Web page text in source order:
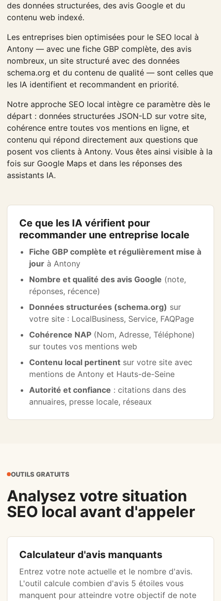
des données structurées, des avis Google et du
contenu web indexé.
Les entreprises bien optimisées pour le SEO local à
Antony — avec une fiche GBP complète, des avis
nombreux, un site structuré avec des données
schema.org et du contenu de qualité — sont celles que
les IA identifient et recommandent en priorité.
Notre approche SEO local intègre ce paramètre dès le
départ : données structurées JSON-LD sur votre site,
cohérence entre toutes vos mentions en ligne, et
contenu qui répond directement aux questions que
posent vos clients à Antony. Vous êtes ainsi visible à la
fois sur Google Maps et dans les réponses des
assistants IA.
Ce que les IA vérifient pour
recommander une entreprise locale
Fiche GBP complète et régulièrement mise à
jour à Antony
Nombre et qualité des avis Google (note,
réponses, récence)
Données structurées (schema.org) sur
votre site : LocalBusiness, Service, FAQPage
Cohérence NAP (Nom, Adresse, Téléphone)
sur toutes vos mentions web
Contenu local pertinent sur votre site avec
mentions de Antony et Hauts-de-Seine
Autorité et confiance : citations dans des
annuaires, presse locale, réseaux
OUTILS GRATUITS
Analysez votre situation
SEO local avant d'appeler
Calculateur d'avis manquants
Entrez votre note actuelle et le nombre d'avis.
L'outil calcule combien d'avis 5 étoiles vous
manquent pour atteindre votre objectif de note